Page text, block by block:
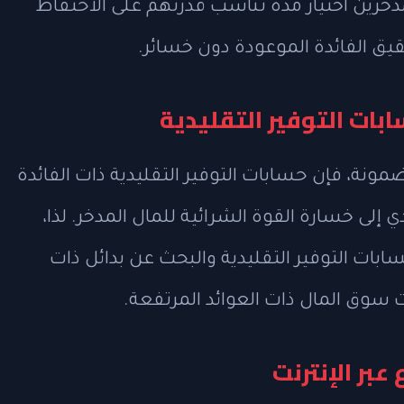
اختيار مدة تناسب قدرتهم على الاحتفاظ
الفائدة الموعودة دون خسائر.
التوفير التقليدية
فإن حسابات التوفير التقليدية ذات الفائدة
إلى خسارة القوة الشرائية للمال المدخر. لذا،
التوفير التقليدية والبحث عن بدائل ذات
سوق المال ذات العوائد المرتفعة.
الإنترنت